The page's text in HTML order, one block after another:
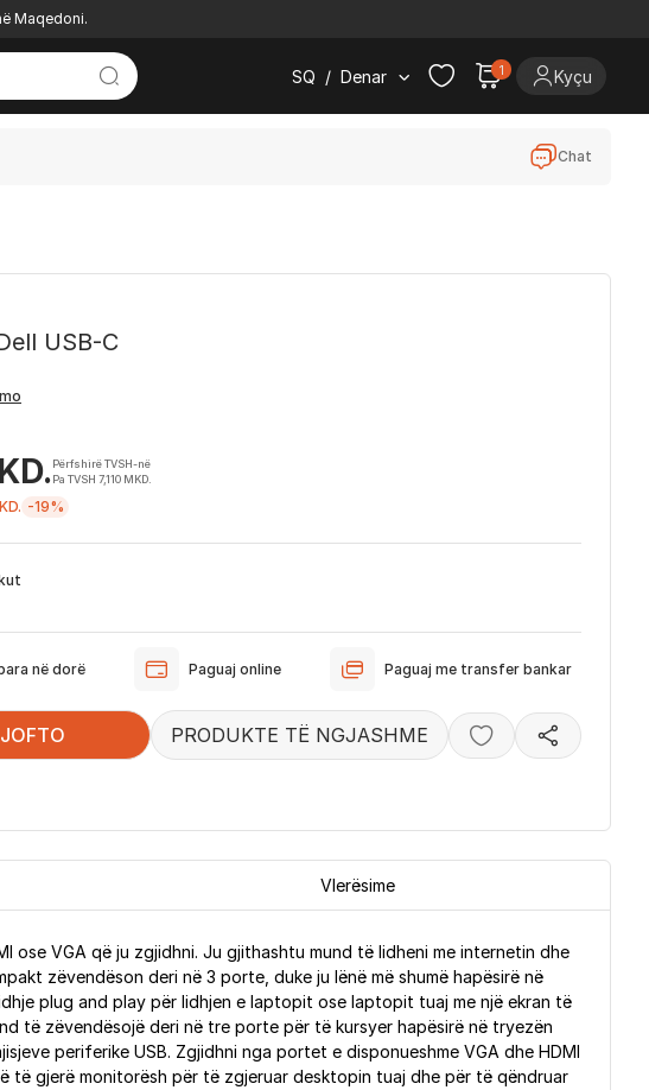
Maqedoni.
SQ / Denar 1 Kyçu
Chat
USB-C
Përfshirë TVSH-në
Pa TVSH 7,110 MKD.
-19%
në dorë Paguaj online Paguaj me transfer bankar
PRODUKTE TË NGJASHME
Vlerësime
ose VGA që ju zgjidhni. Ju gjithashtu mund të lidheni me internetin dhe
zëvendëson deri në 3 porte, duke ju lënë më shumë hapësirë ​​në
plug and play për lidhjen e laptopit ose laptopit tuaj me një ekran të
të zëvendësojë deri në tre porte për të kursyer hapësirë ​​në tryezën
periferike USB. Zgjidhni nga portet e disponueshme VGA dhe HDMI
të gjerë monitorësh për të zgjeruar desktopin tuaj dhe për të qëndruar